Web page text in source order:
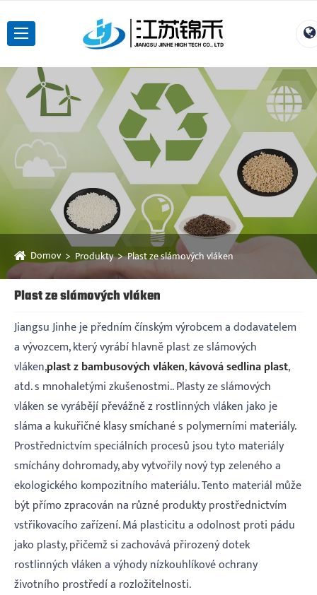
Domov Produkty Plast ze slámových vláken
Plast ze slámových vláken
Jiangsu Jinhe je předním čínským výrobcem a dodavatelem
a vývozcem, který vyrábí hlavně plast ze slámových
vláken,plast z bambusových vláken,kávová sedlina plast,
atd. s mnohaletými zkušenostmi.. Plasty ze slámových
vláken se vyrábějí převážně z rostlinných vláken jako je
sláma a kukuřičné klasy smíchané s polymerními materiály.
Prostřednictvím speciálních procesů jsou tyto materiály
smíchány dohromady, aby vytvořily nový typ zeleného a
ekologického kompozitního materiálu. Tento materiál může
být přímo zpracován na různé produkty prostřednictvím
vstřikovacího zařízení. Má plasticitu a odolnost proti pádu
jako plasty, přičemž si zachovává přirozený dotek
rostlinných vláken a výhody nízkouhlíkové ochrany
životního prostředí a rozložitelnosti.